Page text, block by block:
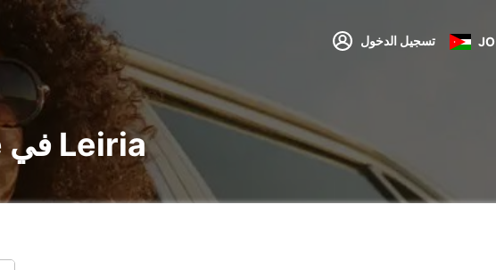
تسجيل الدخول JO
تأجير voiture و utilitaire في Leiria